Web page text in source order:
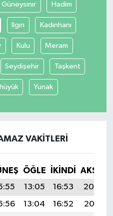
Güneysınır Hadim
Ilgın Kadınhanı
Kulu Meram
Seydişehir Taşkent
Yunak
VAKITLERI
ÖĞLE İKINDI
AKŞAM
13:05 16:53
20:04
13:04 16:52
20:03